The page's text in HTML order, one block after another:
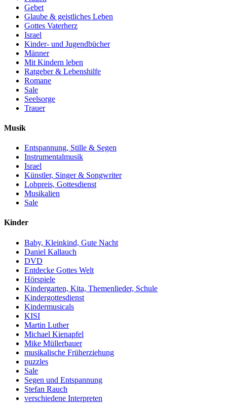
Gebet
Glaube & geistliches Leben
Gottes Vaterherz
Israel
Kinder- und Jugendbücher
Männer
Mit Kindern leben
Ratgeber & Lebenshilfe
Romane
Sale
Seelsorge
Trauer
Musik
Entspannung, Stille & Segen
Instrumentalmusik
Israel
Künstler, Singer & Songwriter
Lobpreis, Gottesdienst
Musikalien
Sale
Kinder
Baby, Kleinkind, Gute Nacht
Daniel Kallauch
DVD
Entdecke Gottes Welt
Hörspiele
Kindergarten, Kita, Themenlieder, Schule
Kindergottesdienst
Kindermusicals
KISI
Martin Luther
Michael Kienapfel
Mike Müllerbauer
musikalische Früherziehung
puzzles
Sale
Segen und Entspannung
Stefan Rauch
verschiedene Interpreten